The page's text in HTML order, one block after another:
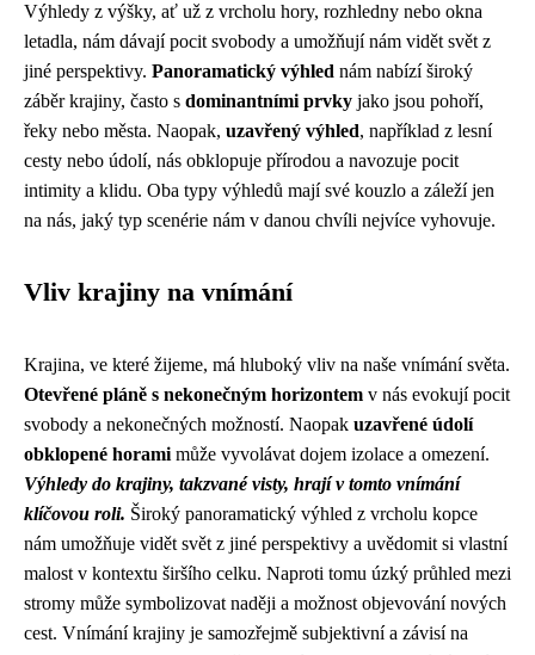
Výhledy z výšky, ať už z vrcholu hory, rozhledny nebo okna
letadla, nám dávají pocit svobody a umožňují nám vidět svět z
jiné perspektivy. Panoramatický výhled nám nabízí široký
záběr krajiny, často s dominantními prvky jako jsou pohoří,
řeky nebo města. Naopak, uzavřený výhled, například z lesní
cesty nebo údolí, nás obklopuje přírodou a navozuje pocit
intimity a klidu. Oba typy výhledů mají své kouzlo a záleží jen
na nás, jaký typ scenérie nám v danou chvíli nejvíce vyhovuje.
Vliv krajiny na vnímání
Krajina, ve které žijeme, má hluboký vliv na naše vnímání světa.
Otevřené pláně s nekonečným horizontem v nás evokují pocit
svobody a nekonečných možností. Naopak uzavřené údolí
obklopené horami může vyvolávat dojem izolace a omezení.
Výhledy do krajiny, takzvané visty, hrají v tomto vnímání
klíčovou roli. Široký panoramatický výhled z vrcholu kopce
nám umožňuje vidět svět z jiné perspektivy a uvědomit si vlastní
malost v kontextu širšího celku. Naproti tomu úzký průhled mezi
stromy může symbolizovat naději a možnost objevování nových
cest. Vnímání krajiny je samozřejmě subjektivní a závisí na